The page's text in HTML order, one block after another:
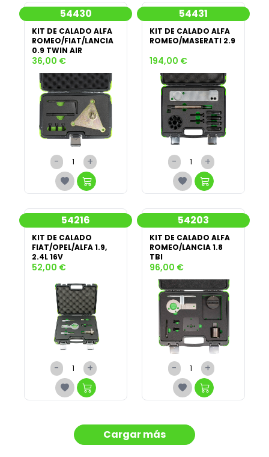
54430
KIT DE CALADO ALFA
ROMEO/FIAT/LANCIA
0.9 TWIN AIR
36,00 €
- +
54431
KIT DE CALADO ALFA
ROMEO/MASERATI 2.9
194,00 €
- +
54216
KIT DE CALADO
FIAT/OPEL/ALFA 1.9,
2.4L 16V
52,00 €
- +
54203
KIT DE CALADO ALFA
ROMEO/LANCIA 1.8
TBI
96,00 €
- +
Cargar más